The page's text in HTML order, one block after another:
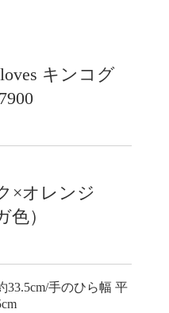
キンコグ
×オレンジ
色）
33.5cm/手のひら幅 平